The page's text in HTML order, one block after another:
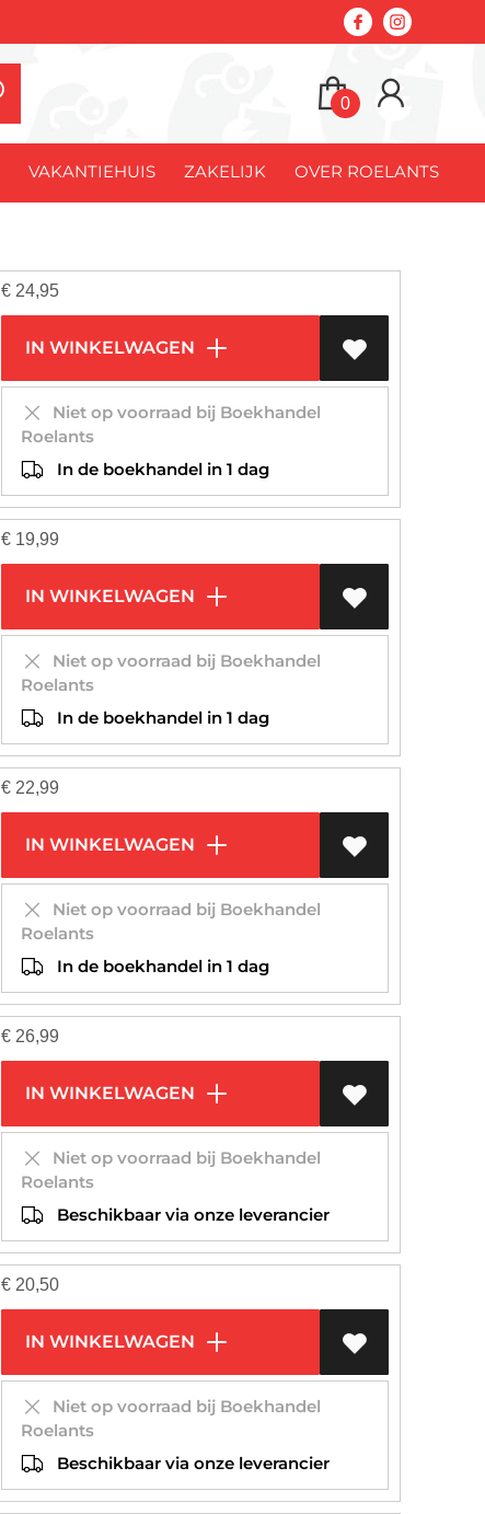
0
VAKANTIEHUIS ZAKELIJK OVER ROELANTS
€ 24,95
IN WINKELWAGEN
Niet op voorraad bij Boekhandel
Roelants
In de boekhandel in 1 dag
€ 19,99
IN WINKELWAGEN
Niet op voorraad bij Boekhandel
Roelants
In de boekhandel in 1 dag
€ 22,99
IN WINKELWAGEN
Niet op voorraad bij Boekhandel
Roelants
In de boekhandel in 1 dag
€ 26,99
IN WINKELWAGEN
Niet op voorraad bij Boekhandel
Roelants
Beschikbaar via onze leverancier
€ 20,50
IN WINKELWAGEN
Niet op voorraad bij Boekhandel
Roelants
Beschikbaar via onze leverancier